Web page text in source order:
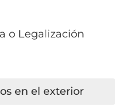
o Legalización
en el exterior